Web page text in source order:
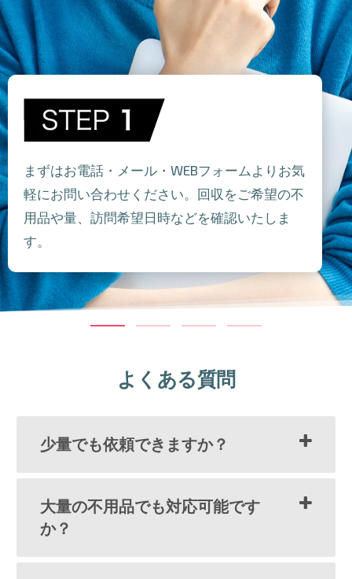
まずはお電話・メール・WEBフォームよりお気
軽にお問い合わせください。回収をご希望の不
用品や量、訪問希望日時などを確認いたしま
す。
よくある質問
少量でも依頼できますか？
大量の不用品でも対応可能です
か？